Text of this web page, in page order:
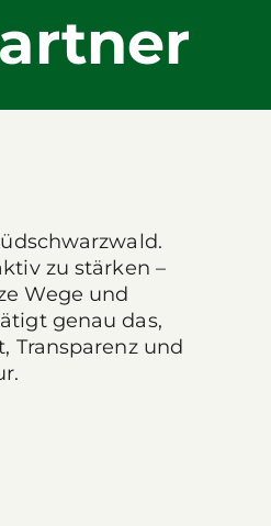
zu stärken –
Wege und
genau das,
Transparenz und